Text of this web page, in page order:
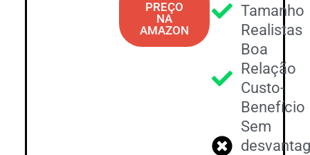
PREÇO
NA
AMAZON
Tamanho
Realistas
Boa
Relação
Custo-
Benefício
Sem